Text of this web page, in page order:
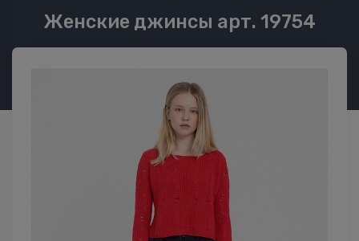
Женские джинсы арт. 19754